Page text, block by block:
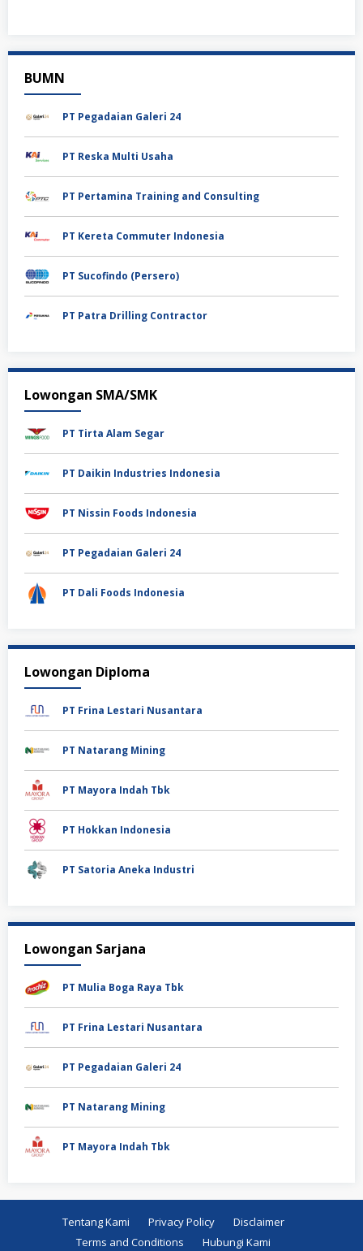
BUMN
PT Pegadaian Galeri 24
PT Reska Multi Usaha
PT Pertamina Training and Consulting
PT Kereta Commuter Indonesia
PT Sucofindo (Persero)
PT Patra Drilling Contractor
Lowongan SMA/SMK
PT Tirta Alam Segar
PT Daikin Industries Indonesia
PT Nissin Foods Indonesia
PT Pegadaian Galeri 24
PT Dali Foods Indonesia
Lowongan Diploma
PT Frina Lestari Nusantara
PT Natarang Mining
PT Mayora Indah Tbk
PT Hokkan Indonesia
PT Satoria Aneka Industri
Lowongan Sarjana
PT Mulia Boga Raya Tbk
PT Frina Lestari Nusantara
PT Pegadaian Galeri 24
PT Natarang Mining
PT Mayora Indah Tbk
Tentang Kami Privacy Policy
Disclaimer
Terms and Conditions
Hubungi Kami